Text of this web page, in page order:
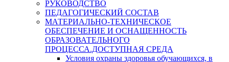
РУКОВОДСТВО
ПЕДАГОГИЧЕСКИЙ СОСТАВ
МАТЕРИАЛЬНО-ТЕХНИЧЕСКОЕ
ОБЕСПЕЧЕНИЕ И ОСНАЩЕННОСТЬ
ОБРАЗОВАТЕЛЬНОГО
ПРОЦЕССА.ДОСТУПНАЯ СРЕДА
Условия охраны здоровья обучающихся, в